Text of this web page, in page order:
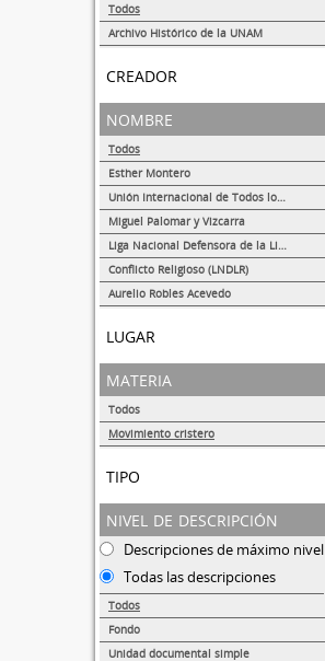
Todos
Archivo Histórico de la UNAM
creador
nombre
Todos
Esther Montero
Unión Internacional de Todos los Amigos (VITA-México)
Miguel Palomar y Vizcarra
Liga Nacional Defensora de la Libertad Religiosa
Conflicto Religioso (LNDLR)
Aurelio Robles Acevedo
lugar
materia
Todos
Movimiento cristero
tipo
nivel de descripción
Descripciones de máximo nivel
Todas las descripciones
Todos
Fondo
Unidad documental simple